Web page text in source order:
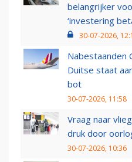
belangrijker
‘investering
30-07-2026,
Nabestaanden
Duitse staat
bot
30-07-2026, 11:58
Vraag naar
druk door
30-07-2026, 10:36